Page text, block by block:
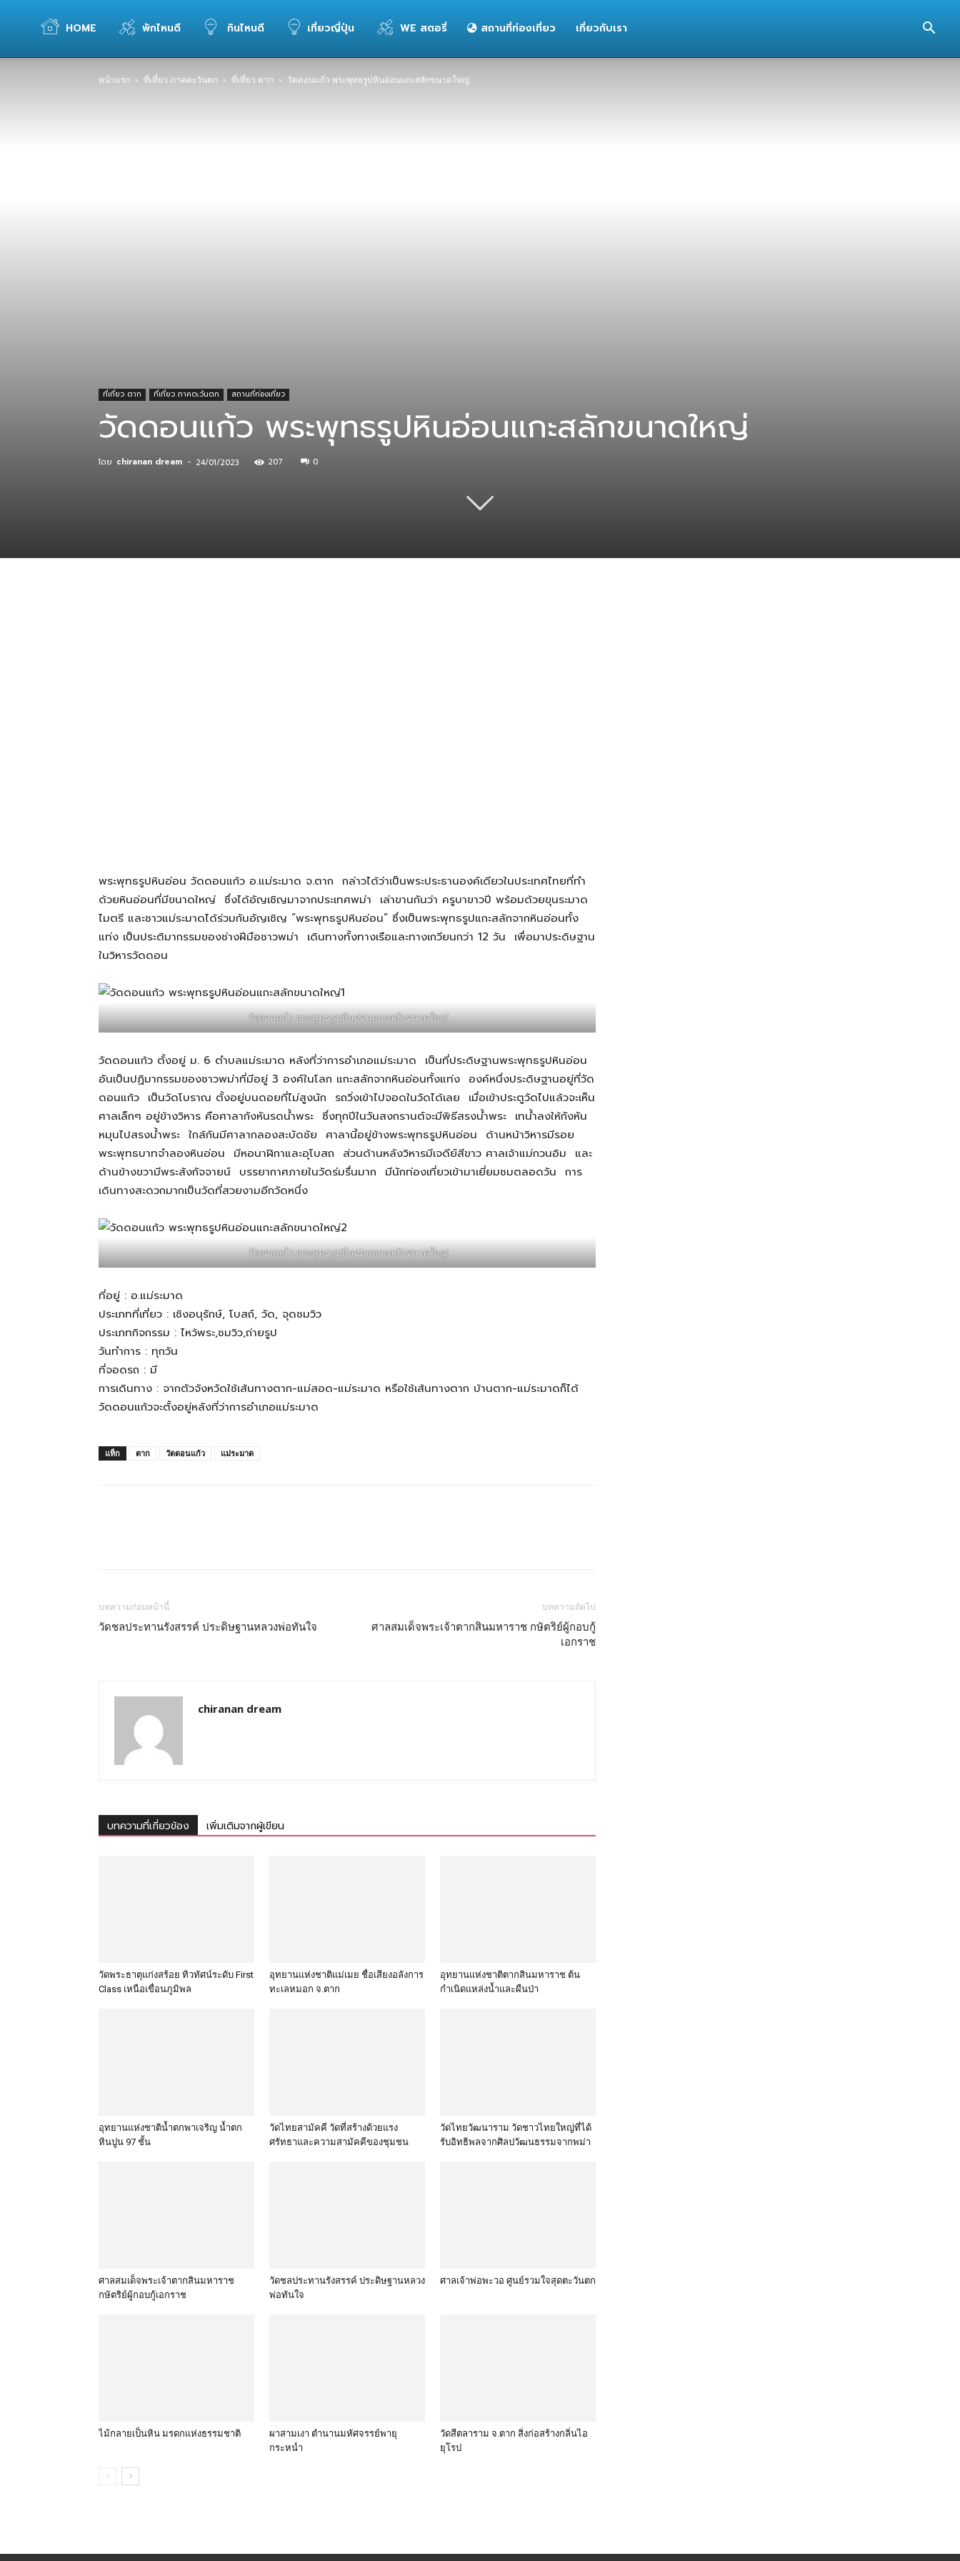
WELOVETOGO
HOME พักไหนดี กินไหนดี เที่ยวญี่ปุ่น WE สตอรี่ สถานที่ท่องเที่ยว เกี่ยวกับเรา
หน้าแรก ที่เที่ยว ภาคตะวันตก ที่เที่ยว ตาก วัดดอนแก้ว พระพุทธรูปหินอ่อนแกะสลักขนาดใหญ่
ที่เที่ยว ตาก ที่เที่ยว ภาคตะวันตก สถานที่ท่องเที่ยว
วัดดอนแก้ว พระพุทธรูปหินอ่อนแกะสลักขนาดใหญ่
โดย chiranan dream - 24/01/2023 207 0
พระพุทธรูปหินอ่อน วัดดอนแก้ว อ.แม่ระมาด จ.ตาก กล่าวได้ว่าเป็นพระประธานองค์เดียวในประเทศไทยที่ทำ
ด้วยหินอ่อนที่มีขนาดใหญ่ ซึ่งได้อัญเชิญมาจากประเทศพม่า เล่าขานกันว่า ครูบาขาวปี พร้อมด้วยขุนระมาด
ไมตรี และชาวแม่ระมาดได้ร่วมกันอัญเชิญ “พระพุทธรูปหินอ่อน” ซึ่งเป็นพระพุทธรูปแกะสลักจากหินอ่อนทั้ง
แท่ง เป็นประติมากรรมของช่างฝีมือชาวพม่า เดินทางทั้งทางเรือและทางเกวียนกว่า 12 วัน เพื่อมาประดิษฐาน
ในวิหารวัดดอน
วัดดอนแก้ว พระพุทธรูปหินอ่อนแกะสลักขนาดใหญ่
วัดดอนแก้ว ตั้งอยู่ ม. 6 ตำบลแม่ระมาด หลังที่ว่าการอำเภอแม่ระมาด เป็นที่ประดิษฐานพระพุทธรูปหินอ่อน
อันเป็นปฏิมากรรมของชาวพม่าที่มีอยู่ 3 องค์ในโลก แกะสลักจากหินอ่อนทั้งแท่ง องค์หนึ่งประดิษฐานอยู่ที่วัด
ดอนแก้ว เป็นวัดโบราณ ตั้งอยู่บนดอยที่ไม่สูงนัก รถวิ่งเข้าไปจอดในวัดได้เลย เมื่อเข้าประตูวัดไปแล้วจะเห็น
ศาลเล็กๆ อยู่ข้างวิหาร คือศาลากังหันรดน้ำพระ ซึ่งทุกปีในวันสงกรานต์จะมีพิธีสรงน้ำพระ เทน้ำลงให้กังหัน
หมุนไปสรงน้ำพระ ใกล้กันมีศาลากลองสะบัดชัย ศาลานี้อยู่ข้างพระพุทธรูปหินอ่อน ด้านหน้าวิหารมีรอย
พระพุทธบาทจำลองหินอ่อน มีหอนาฬิกาและอุโบสถ ส่วนด้านหลังวิหารมีเจดีย์สีขาว ศาลเจ้าแม่กวนอิม และ
ด้านข้างขวามีพระสังกัจจายน์ บรรยากาศภายในวัดร่มรื่นมาก มีนักท่องเที่ยวเข้ามาเยี่ยมชมตลอดวัน การ
เดินทางสะดวกมากเป็นวัดที่สวยงามอีกวัดหนึ่ง
วัดดอนแก้ว พระพุทธรูปหินอ่อนแกะสลักขนาดใหญ่
ที่อยู่ : อ.แม่ระมาด
ประเภทที่เที่ยว : เชิงอนุรักษ์, โบสถ์, วัด, จุดชมวิว
ประเภทกิจกรรม : ไหว้พระ,ชมวิว,ถ่ายรูป
วันทำการ : ทุกวัน
ที่จอดรถ : มี
การเดินทาง : จากตัวจังหวัดใช้เส้นทางตาก-แม่สอด-แม่ระมาด หรือใช้เส้นทางตาก บ้านตาก-แม่ระมาดก็ได้
วัดดอนแก้วจะตั้งอยู่หลังที่ว่าการอำเภอแม่ระมาด
แท็ก ตาก วัดดอนแก้ว แม่ระมาด
บทความก่อนหน้านี้
วัดชลประทานรังสรรค์ ประดิษฐานหลวงพ่อทันใจ
บทความถัดไป
ศาลสมเด็จพระเจ้าตากสินมหาราช กษัตริย์ผู้กอบกู้
เอกราช
chiranan dream
บทความที่เกี่ยวข้อง เพิ่มเติมจากผู้เขียน
วัดพระธาตุแก่งสร้อย ทิวทัศน์ระดับ First
Class เหนือเขื่อนภูมิพล
อุทยานแห่งชาติแม่เมย ชื่อเสียงอลังการ
ทะเลหมอก จ.ตาก
อุทยานแห่งชาติตากสินมหาราช ต้น
กำเนิดแหล่งน้ำและผืนป่า
อุทยานแห่งชาติน้ำตกพาเจริญ น้ำตก
หินปูน 97 ชั้น
วัดไทยสามัคคี วัดที่สร้างด้วยแรง
ศรัทธาและความสามัคคีของชุมชน
วัดไทยวัฒนาราม วัดชาวไทยใหญ่ที่ได้
รับอิทธิพลจากศิลปวัฒนธรรมจากพม่า
ศาลสมเด็จพระเจ้าตากสินมหาราช
กษัตริย์ผู้กอบกู้เอกราช
วัดชลประทานรังสรรค์ ประดิษฐานหลวง
พ่อทันใจ
ศาลเจ้าพ่อพะวอ ศูนย์รวมใจสุดตะวันตก
ไม้กลายเป็นหิน มรดกแห่งธรรมชาติ
ผาสามเงา ตำนานมหัศจรรย์พายุ
กระหน่ำ
วัดสีตลาราม จ.ตาก สิ่งก่อสร้างกลิ่นไอ
ยุโรป